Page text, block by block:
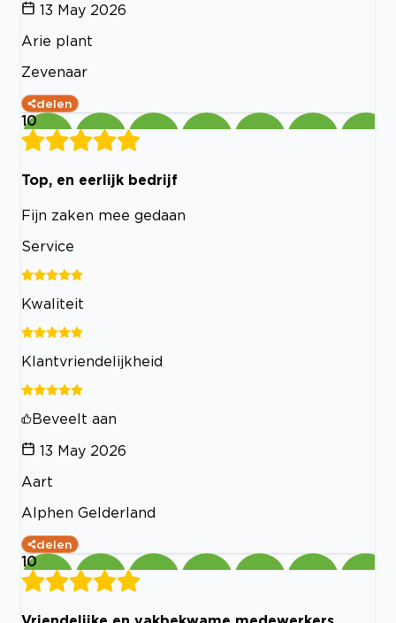
13 May 2026
Arie plant
Zevenaar
delen
10
Top, en eerlijk bedrijf
Fijn zaken mee gedaan
Service
Kwaliteit
Klantvriendelijkheid
Beveelt aan
13 May 2026
Aart
Alphen Gelderland
delen
10